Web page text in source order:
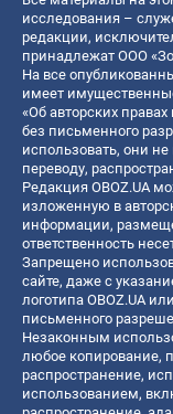
исследования –
редакции,
принадлежат ООО
На все
имеет
«Об авторских
без письменного
использовать, они
переводу,
Редакция OBOZ.UA
изложенную в
информации,
ответственность
Запрещено
сайте, даже с
логотипа OBOZ.UA
письменного
Незаконным
любое копирование,
распространение,
использованием,